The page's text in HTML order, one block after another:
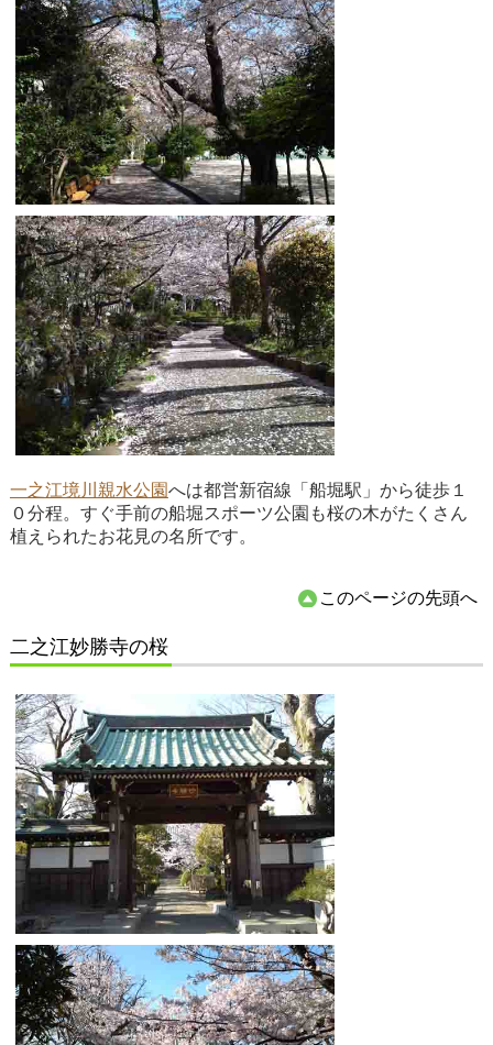
一之江境川親水公園へは都営新宿線「船堀駅」から徒歩１
０分程。すぐ手前の船堀スポーツ公園も桜の木がたくさん
植えられたお花見の名所です。
このページの先頭へ
二之江妙勝寺の桜